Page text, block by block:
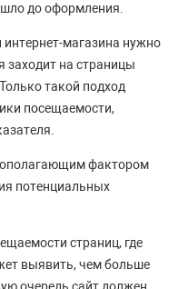
до оформления.
магазина нужно
заходит на страницы
такой подход
посещаемости,
фактором
потенциальных
страниц, где
выявить, чем больше